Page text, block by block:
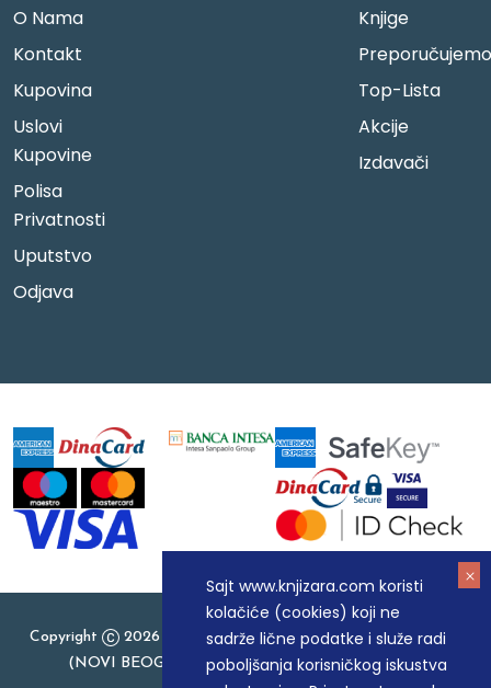
Sajt www.knjizara.com koristi
kolačiće (cookies) koji ne
sadrže lične podatke i služe radi
poboljšanja korisničkog iskustva
O Nama
Kontakt
Kupovina
Uslovi
Kupovine
Polisa
Privatnosti
Uputstvo
Odjava
Knjige
Preporučujemo
Top-Lista
Akcije
Izdavači
Copyright
2026 Knjizara.com - MAKART DOO BEOGRAD
(NOVI BEOGRAD), PIB: 105184104, MB: 20337524